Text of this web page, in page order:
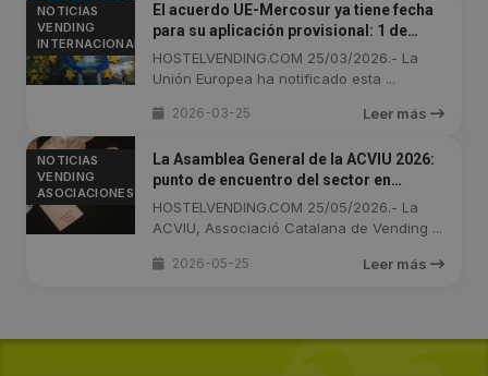
NOTICIAS
VENDING
INTERNACIONAL
El acuerdo UE-Mercosur ya tiene fecha
para su aplicación provisional: 1 de
mayo de 2026
HOSTELVENDING.COM 25/03/2026.- La
Unión Europea ha notificado esta ...
2026-03-25 Leer más
NOTICIAS
VENDING
ASOCIACIONES
La Asamblea General de la ACVIU 2026:
punto de encuentro del sector en
Cataluña
HOSTELVENDING.COM 25/05/2026.- La
ACVIU, Associació Catalana de Vending ...
2026-05-25 Leer más